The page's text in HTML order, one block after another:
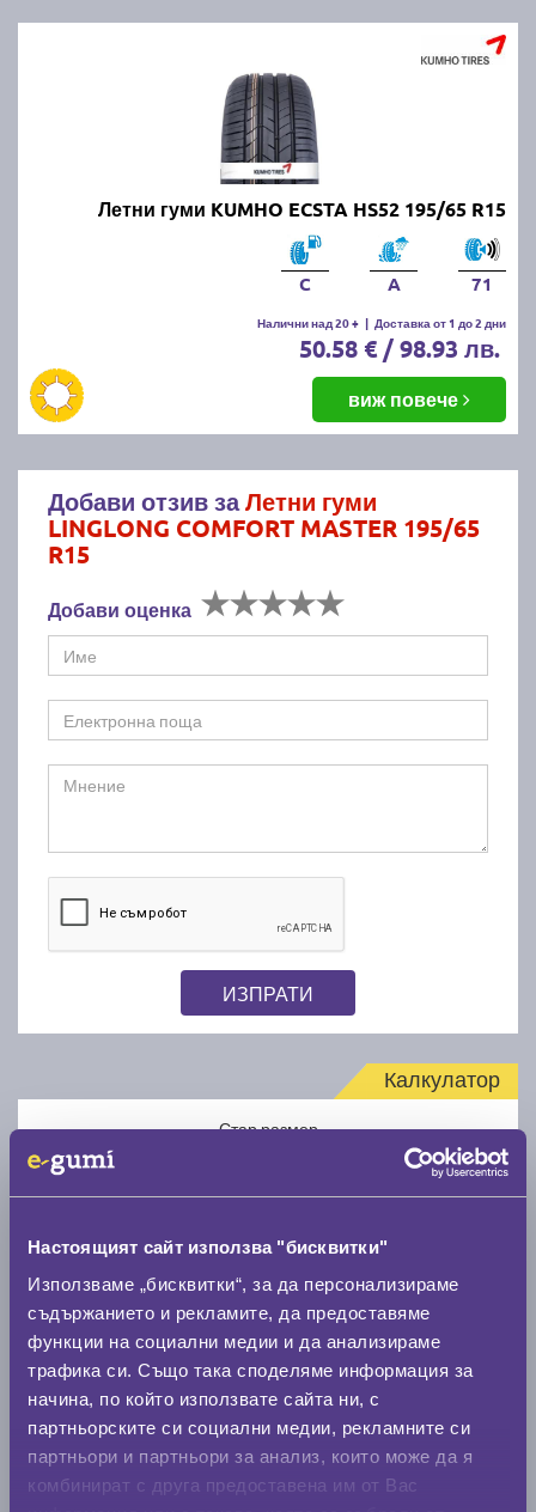
Настоящият сайт използва "бисквитки"
Използваме „бисквитки“, за да персонализираме
съдържанието и рекламите, да предоставяме
функции на социални медии и да анализираме
трафика си. Също така споделяме информация за
начина, по който използвате сайта ни, с
партньорските си социални медии, рекламните си
партньори и партньори за анализ, които може да я
комбинират с друга предоставена им от Вас
Летни гуми KUMHO ECSTA HS52 195/65 R15
C A 71
Налични над 20 + | Доставка от 1 до 2 дни
50.58 € / 98.93 лв.
виж повече
Добави отзив заЛетни гуми
LINGLONG COMFORT MASTER 195/65
R15
Добави оценка
ИЗПРАТИ
Калкулатор
Стар размер
Нов размер
Стар размер